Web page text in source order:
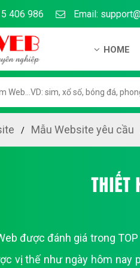
406 986 Email:
HOME
Hướng
Tuyển
Chính
Chính
Chính
Mẫu Website yêu cầu
THIẾT
được đánh giá trong
vị thế như ngày hôm nay